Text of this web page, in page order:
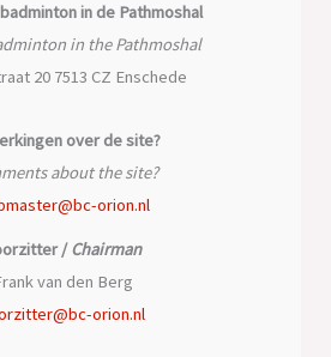
in de Pathmoshal
in the Pathmoshal
20 7513 CZ Enschede
over de site?
about the site?
orion.nl
/Chairman
van den Berg
orion.nl